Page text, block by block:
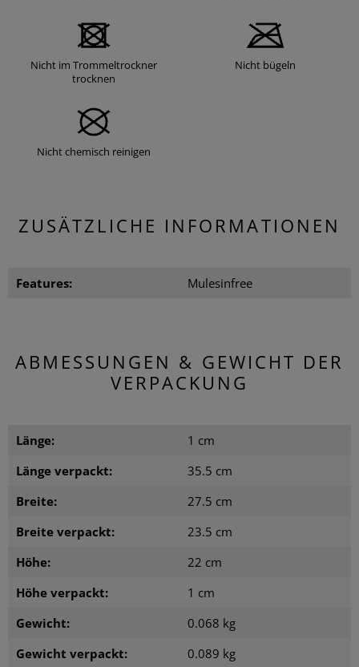
Nicht im Trommeltrockner
trocknen
Nicht bügeln
Nicht chemisch reinigen
ZUSÄTZLICHE INFORMATIONEN
Features: Mulesinfree
ABMESSUNGEN & GEWICHT DER
VERPACKUNG
Länge:
1 cm
Länge verpackt:
35.5 cm
Breite:
27.5 cm
Breite verpackt:
23.5 cm
Höhe:
22 cm
Höhe verpackt:
1 cm
Gewicht:
0.068 kg
Gewicht verpackt:
0.089 kg